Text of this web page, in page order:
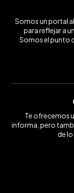
Somos un portal
para reflejar a
Somos el punto
Te ofrecemos
informa, pero
de lo